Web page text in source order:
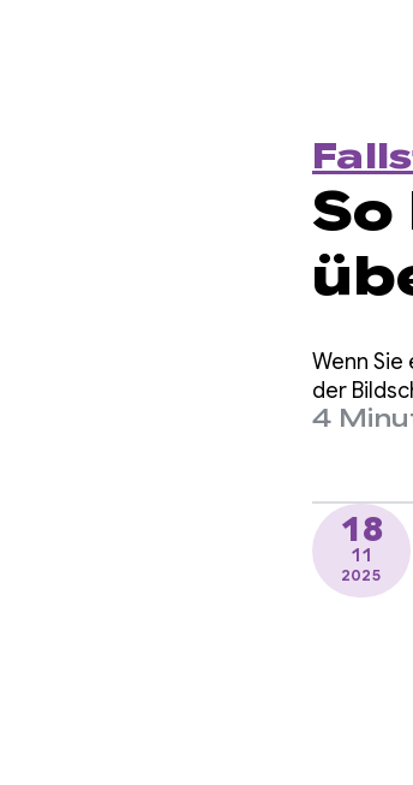
So
Wenn
der
4
18
11
2025